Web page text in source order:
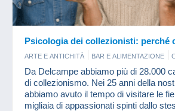
Psicologia dei collezionisti: perché
ARTE E ANTICHITÀ BAR E ALIMENTAZIONE
FRANCOBOLLI
FUMETTI GIOCHI
MONETE & BANCONOTE
PROFUMI
VECCHI DOCUMENTI
VINILI
Da Delcampe abbiamo più di 28.000
di collezionismo. Nei 25 anni della
abbiamo avuto il tempo di visitare le
migliaia di appassionati spinti dallo